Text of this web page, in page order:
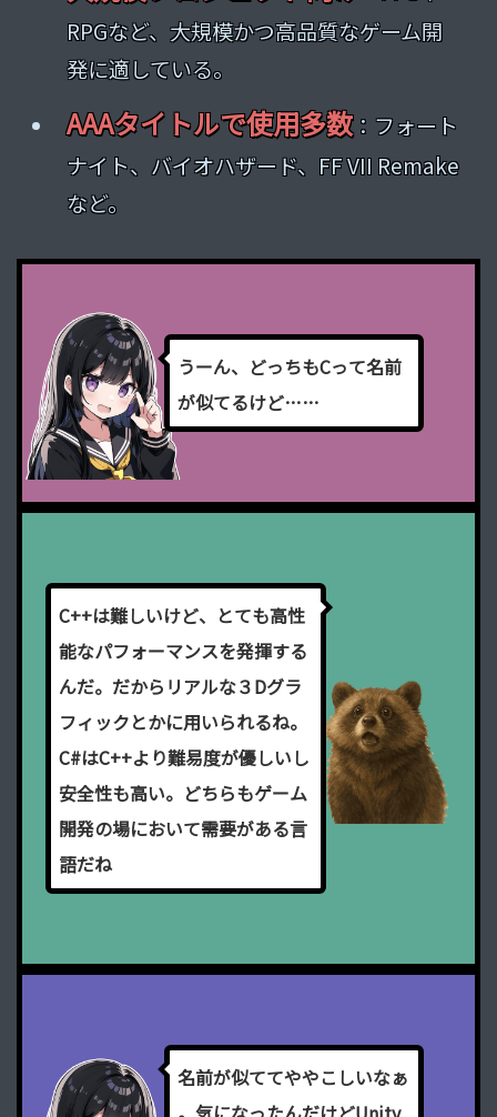
RPGなど、大規模かつ高品質なゲーム開
発に適している。
AAAタイトルで使用多数：フォート
ナイト、バイオハザード、FF VII Remake
など。
うーん、 どっちもCって名前
が似てるけど……
C++は難しいけど、 とても高性
能なパフォーマンスを発揮する
んだ。 だから リアルな３Dグラ
フィ ックとかに用いられるね。
C#はC++より難易度が優しいし
安全性も高い。 どちらもゲーム
開発の場において需要がある言
語だね
名前が似ててややこ しいなぁ